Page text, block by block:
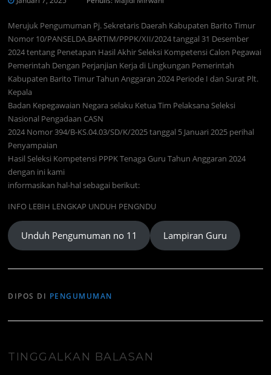
Merujuk Pengumuman Pj. Sekretaris Daerah Kabupaten Barito Timur
Nomor 10/PANSELDA.BARTIM/PPPK/XII/2024 tanggal 31 Desember
2024 tentang Penetapan Hasil Akhir Seleksi Kompetensi Calon Pegawai
Pemerintah Dengan Perjanjian Kerja di Lingkungan Pemerintah
Kabupaten Barito Timur Tahun Anggaran 2024 Periode I dan Surat Plt.
Kepala
Badan Kepegawaian Negara selaku Ketua Tim Pelaksana Seleksi
Nasional Pengadaan CASN
2024 Nomor 394/B-KS.04.03/SD/K/2025 tanggal 5 Januari 2025 perihal
Penyampaian
Hasil Seleksi Kompetensi PPPK Tenaga Guru Tahun Anggaran 2024
dengan ini kami
informasikan hal-hal sebagai berikut:
INFO LEBIH LENGKAP UNDUH PENGNDU
Unduh Pengumuman no 11 Lampiran Guru
DIPOS DI PENGUMUMAN
TINGGALKAN BALASAN